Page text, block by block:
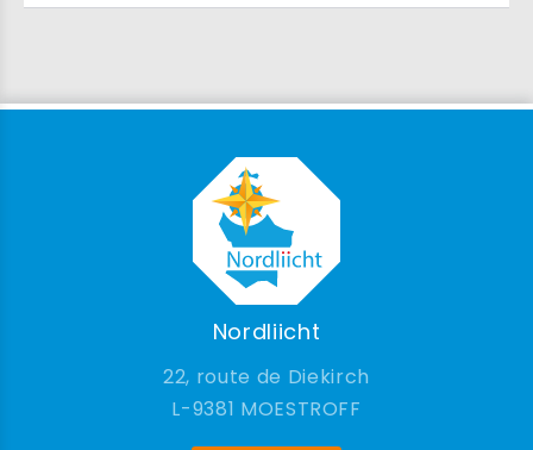
Nordliicht
22, route de Diekirch
9381 MOESTROFF